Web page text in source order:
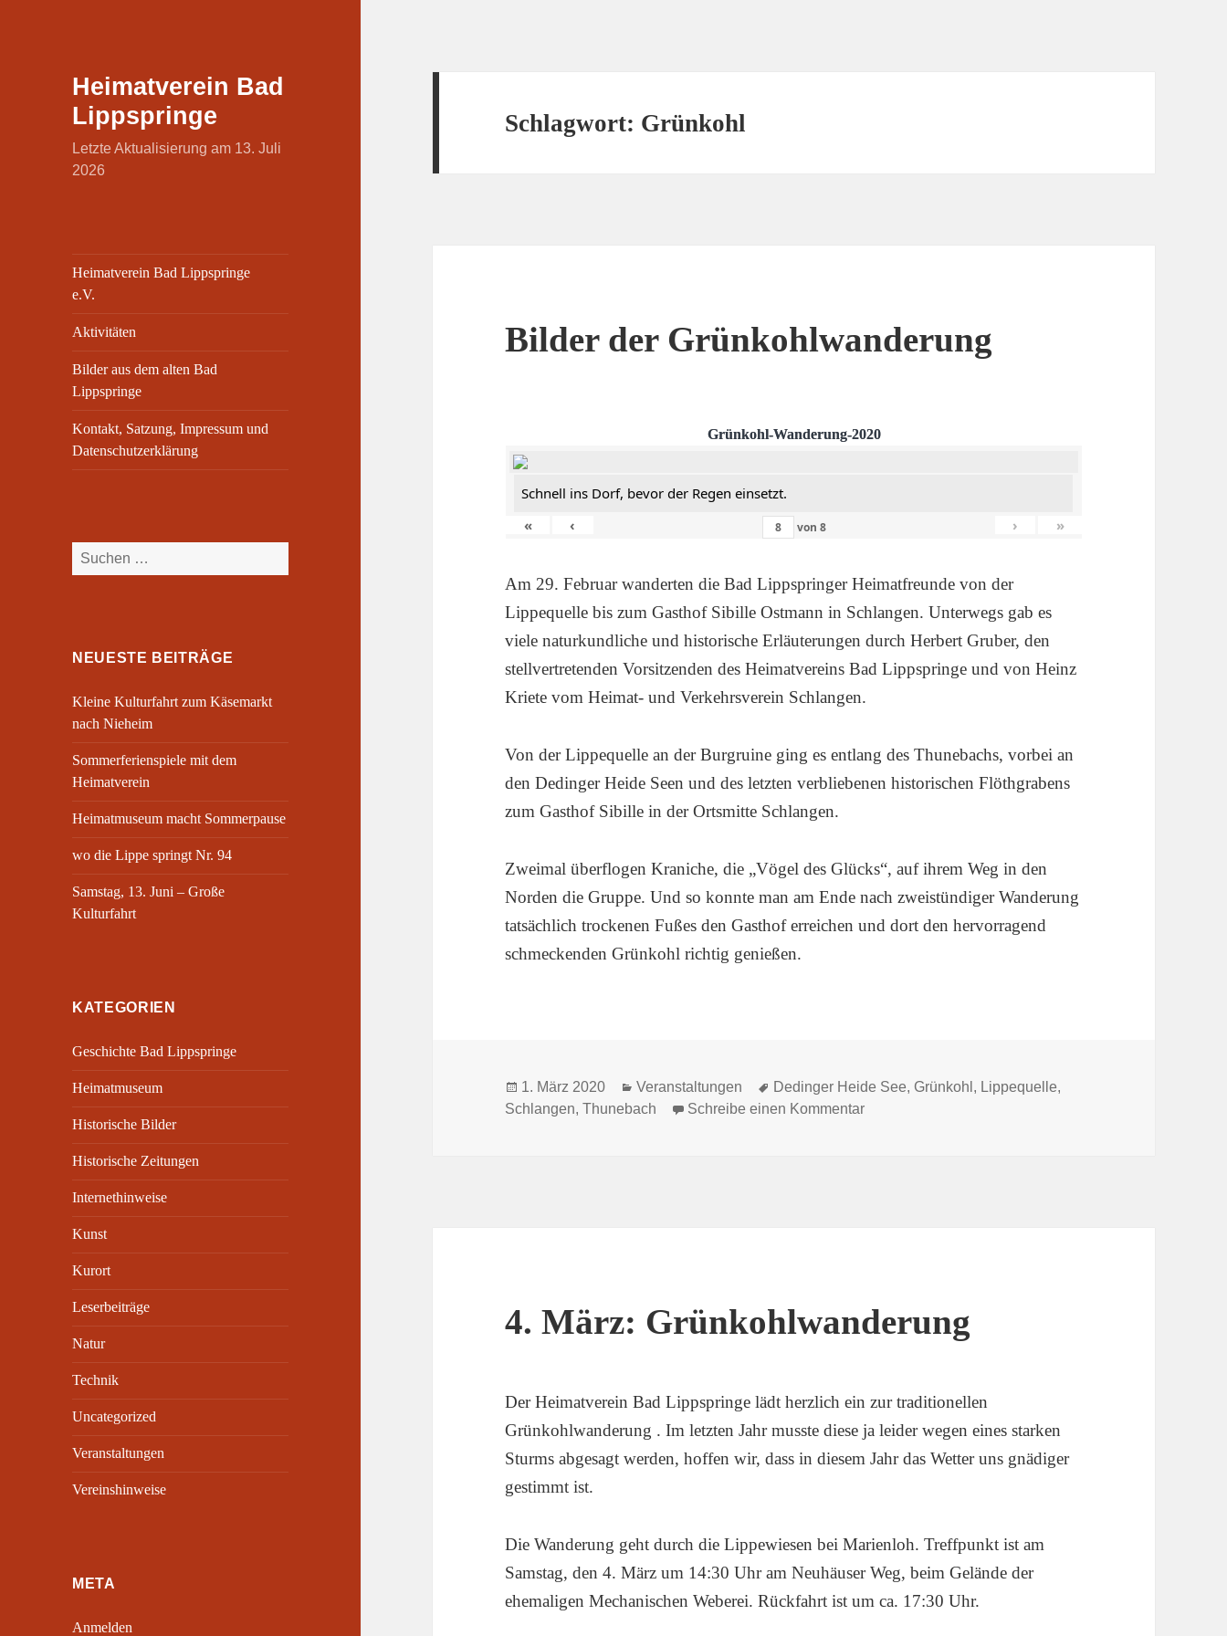
Heimatverein Bad
Lippspringe
Letzte Aktualisierung am 13. Juli
2026
Heimatverein Bad Lippspringe
e.V.
Aktivitäten
Bilder aus dem alten Bad
Lippspringe
Kontakt, Satzung, Impressum und
Datenschutzerklärung
Suchen
nach:
NEUESTE BEITRÄGE
Kleine Kulturfahrt zum Käsemarkt
nach Nieheim
Sommerferienspiele mit dem
Heimatverein
Heimatmuseum macht Sommerpause
wo die Lippe springt Nr. 94
Samstag, 13. Juni – Große
Kulturfahrt
KATEGORIEN
Geschichte Bad Lippspringe
Heimatmuseum
Historische Bilder
Historische Zeitungen
Internethinweise
Kunst
Kurort
Leserbeiträge
Natur
Technik
Uncategorized
Veranstaltungen
Vereinshinweise
META
Anmelden
Schlagwort: Grünkohl
Bilder der Grünkohlwanderung
Grünkohl-Wanderung-2020
Schnell ins Dorf, bevor der Regen einsetzt.
«
‹ von 8 › »
Am 29. Februar wanderten die Bad Lippspringer Heimatfreunde von der
Lippequelle bis zum Gasthof Sibille Ostmann in Schlangen. Unterwegs gab es
viele naturkundliche und historische Erläuterungen durch Herbert Gruber, den
stellvertretenden Vorsitzenden des Heimatvereins Bad Lippspringe und von Heinz
Kriete vom Heimat- und Verkehrsverein Schlangen.
Von der Lippequelle an der Burgruine ging es entlang des Thunebachs, vorbei an
den Dedinger Heide Seen und des letzten verbliebenen historischen Flöthgrabens
zum Gasthof Sibille in der Ortsmitte Schlangen.
Zweimal überflogen Kraniche, die „Vögel des Glücks“, auf ihrem Weg in den
Norden die Gruppe. Und so konnte man am Ende nach zweistündiger Wanderung
tatsächlich trockenen Fußes den Gasthof erreichen und dort den hervorragend
schmeckenden Grünkohl richtig genießen.
Veröffentlicht
am
1. März 2020 Kategorien
Veranstaltungen Schlagwörter
Dedinger Heide See, Grünkohl , Lippequelle,
Schlangen,Thunebach Schreibe einen Kommentarzu Bilder der Grünkohlwanderung
4. März: Grünkohlwanderung
Der Heimatverein Bad Lippspringe lädt herzlich ein zur traditionellen
Grünkohlwanderung . Im letzten Jahr musste diese ja leider wegen eines starken
Sturms abgesagt werden, hoffen wir, dass in diesem Jahr das Wetter uns gnädiger
gestimmt ist.
Die Wanderung geht durch die Lippewiesen bei Marienloh. Treffpunkt ist am
Samstag, den 4. März um 14:30 Uhr am Neuhäuser Weg, beim Gelände der
ehemaligen Mechanischen Weberei. Rückfahrt ist um ca. 17:30 Uhr.